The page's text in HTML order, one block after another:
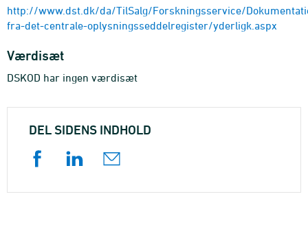
http://www.dst.dk/da/TilSalg/Forskningsservice/
fra-det-centrale-oplysningsseddelregister/yderligk.aspx
Værdisæt
DSKOD har ingen værdisæt
DEL SIDENS INDHOLD